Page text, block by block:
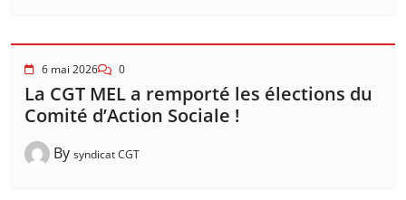
6 mai 2026 0
La CGT MEL a remporté les élections du
Comité d’Action Sociale !
By syndicat CGT